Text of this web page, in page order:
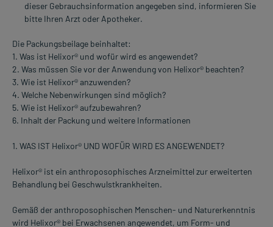
dieser Gebrauchsinformation angegeben sind, informieren Sie
bitte Ihren Arzt oder Apotheker.
Die Packungsbeilage beinhaltet:
1. Was ist Helixor® und wofür wird es angewendet?
2. Was müssen Sie vor der Anwendung von Helixor® beachten?
3. Wie ist Helixor® anzuwenden?
4. Welche Nebenwirkungen sind möglich?
5. Wie ist Helixor® aufzubewahren?
6. Inhalt der Packung und weitere Informationen
1. WAS IST Helixor® UND WOFÜR WIRD ES ANGEWENDET?
Helixor® ist ein anthroposophisches Arzneimittel zur erweiterten
Behandlung bei Geschwulstkrankheiten.
Gemäß der anthroposophischen Menschen- und Naturerkenntnis
wird Helixor® bei Erwachsenen angewendet, um Form- und